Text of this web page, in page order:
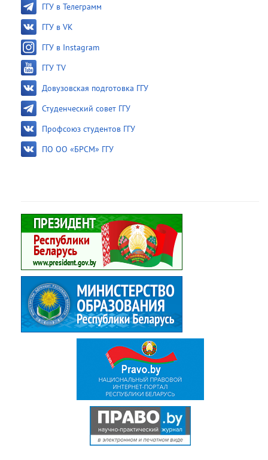
ГГУ в Телеграмм
ГГУ в VK
ГГУ в Instagram
ГГУ TV
Довузовская подготовка ГГУ
Студенческий совет ГГУ
Профсоюз студентов ГГУ
ПО ОО «БРСМ» ГГУ